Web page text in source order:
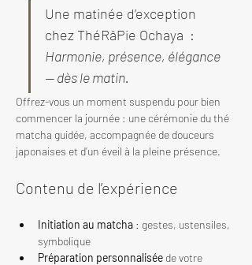
Une matinée d’exception
chez ThéRâPie Ochaya  :
Harmonie, présence, élégance
— dès le matin.
Offrez-vous un moment suspendu pour bien
commencer la journée : une cérémonie du thé
matcha guidée, accompagnée de douceurs
japonaises et d’un éveil à la pleine présence.
Contenu de l’expérience
Initiation au matcha : gestes, ustensiles,
symbolique
Préparation personnalisée de votre